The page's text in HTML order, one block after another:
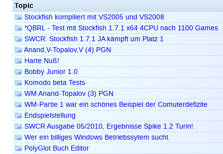
Topic
Stockfish kompiliert mit VS2005 und VS2008
*QBRL - Test mit Stockfish 1.7.1 x64 4CPU nach 1100 Games
SWCR: Stockfish 1.7.1 JA kämpft um Platz 1
Anand,V-Topalov,V (4) PGN
Harte Nuß!
Bobby Junior 1.0
Komodo beta Tests
WM Anand-Topalov (3) PGN
WM-Partie 1 war ein schönes Beispiel der Comuterdefizite
Endspielstellung
SWCR Ausgabe 05/2010, Ergebnisse Spike 1.2 Turin!
Wer ein billiges Windows Betriebssytem sucht.
PolyGlot Buch Editor